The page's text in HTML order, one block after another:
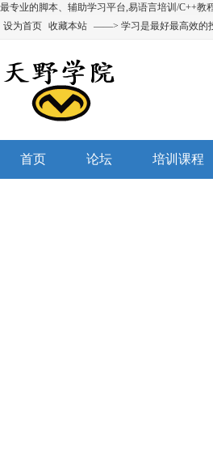
最专业的脚本、辅助学习平台,易语言培训/C++教
设为首页 收藏本站 ——> 学习是最好最高效的
首页 论坛 培训课程